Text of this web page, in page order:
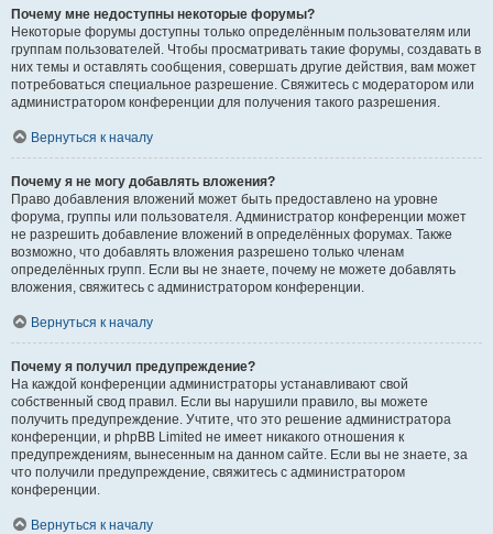
Почему мне недоступны некоторые форумы?
Некоторые форумы доступны только определённым пользователям или
группам пользователей. Чтобы просматривать такие форумы, создавать в
них темы и оставлять сообщения, совершать другие действия, вам может
потребоваться специальное разрешение. Свяжитесь с модератором или
администратором конференции для получения такого разрешения.
Вернуться к началу
Почему я не могу добавлять вложения?
Право добавления вложений может быть предоставлено на уровне
форума, группы или пользователя. Администратор конференции может
не разрешить добавление вложений в определённых форумах. Также
возможно, что добавлять вложения разрешено только членам
определённых групп. Если вы не знаете, почему не можете добавлять
вложения, свяжитесь с администратором конференции.
Вернуться к началу
Почему я получил предупреждение?
На каждой конференции администраторы устанавливают свой
собственный свод правил. Если вы нарушили правило, вы можете
получить предупреждение. Учтите, что это решение администратора
конференции, и phpBB Limited не имеет никакого отношения к
предупреждениям, вынесенным на данном сайте. Если вы не знаете, за
что получили предупреждение, свяжитесь с администратором
конференции.
Вернуться к началу